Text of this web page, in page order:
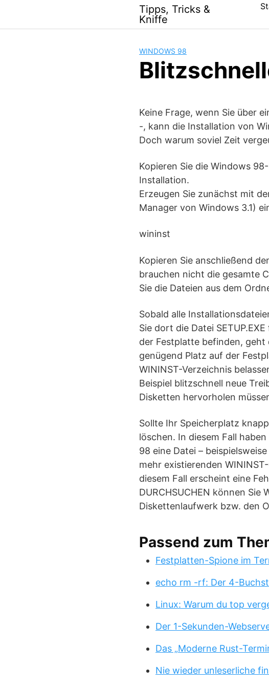
content
Tipps, Tricks &
Kniffe
WINDOWS 98
Keine Frage, wenn Sie über
-, kann die Installation von
Doch warum soviel Zeit
Kopieren Sie die Windows
Installation.
Erzeugen Sie zunächst mit
Manager von Windows 3.1)
wininst
Kopieren Sie anschließend
brauchen nicht die gesamte
Sie die Dateien aus dem
Sobald alle
Sie dort die Datei
der Festplatte befinden, geht
genügend Platz auf der
WININST-Verzeichnis
Beispiel blitzschnell neue
Disketten hervorholen
Sollte Ihr Speicherplatz
löschen. In diesem Fall
98 eine Datei –
mehr existierenden
diesem Fall erscheint eine
DURCHSUCHEN können
Diskettenlaufwerk bzw. den
Passend zum
Festplatten-Spione im
echo rm -rf: Der 4-
Linux: Warum du top
Der 1-Sekunden-
Das „Moderne Rust-
Nie wieder unleserliche